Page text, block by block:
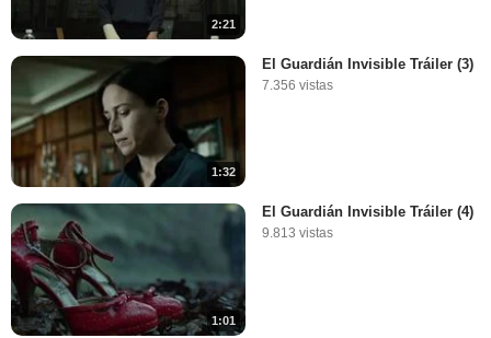
2:21
1:32
El Guardián Invisible Tráiler (3)
7.356 vistas
1:01
El Guardián Invisible Tráiler (4)
9.813 vistas